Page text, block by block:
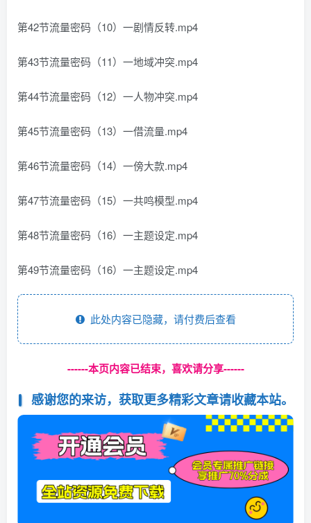
第42节流量密码（10）一剧情反转.mp4
第43节流量密码（11）一地域冲突.mp4
第44节流量密码（12）一人物冲突.mp4
第45节流量密码（13）一借流量.mp4
第46节流量密码（14）一傍大款.mp4
第47节流量密码（15）一共鸣模型.mp4
第48节流量密码（16）一主题设定.mp4
第49节流量密码（16）一主题设定.mp4
此处内容已隐藏，请付费后查看
------本页内容已结束，喜欢请分享------
感谢您的来访，获取更多精彩文章请收藏本站。